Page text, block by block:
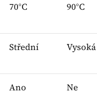
70°C 90°C
Střední Vysoká
Ano Ne